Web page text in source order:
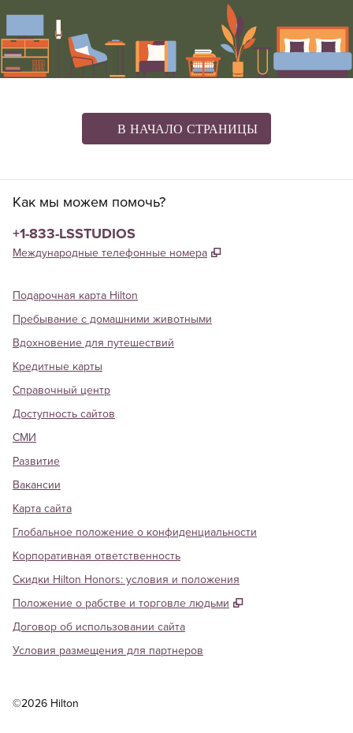
В НАЧАЛО СТРАНИЦЫ
Как мы можем помочь?
Телефон:
+1-833-LSSTUDIOS
Международные телефонные номера ,
Подарочная карта Hilton
Пребывание с домашними животными
Вдохновение для путешествий
Кредитные карты
Справочный центр
Доступность сайтов
СМИ
Развитие
Вакансии
Карта сайта
Глобальное положение о конфиденциальности
Корпоративная ответственность
Скидки Hilton Honors: условия и положения
Положение о рабстве и торговле людьми
,
Договор об использовании сайта
Условия размещения для партнеров
©2026 Hilton